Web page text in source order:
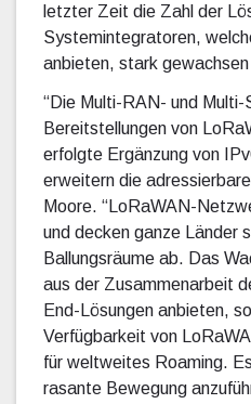
letzter Zeit die Zahl der
Systemintegratoren,
anbieten, stark gewachsen
“Die Multi-RAN- und Multi-
Bereitstellungen von
erfolgte Ergänzung von
erweitern die
Moore. “LoRaWAN-
und decken ganze Länder
Ballungsräume ab. Das
aus der Zusammenarbeit
End-Lösungen anbieten,
Verfügbarkeit von
für weltweites Roaming.
rasante Bewegung